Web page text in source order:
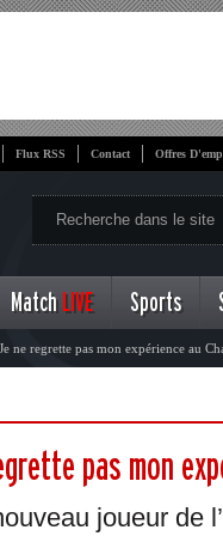
Flux RSS Contact Offres
Match LIVE Sports
ne regrette pas mon expérience au
pas mon
joueur de